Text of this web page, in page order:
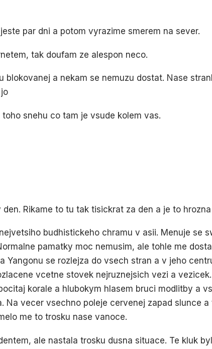
par dni a potom vyrazime smerem na sever.
tak doufam ze alespon neco.
blokovanej a nekam se nemuzu dostat. Nase
snehu co tam je vsude kolem vas.
Rikame to tu tak tisickrat za den a je to
budhistickeho chramu v asii. Menuje se
pamatky moc nemusim, ale tohle me
Yangonu se rozlejza do vsech stran a v jeho
vcetne stovek nejruznejsich vezi a
korale a hlubokym hlasem bruci modlitby a
Na vecer vsechno poleje cervenej zapad slunce a
me to trosku nase vanoce.
ale nastala trosku dusna situace. Te kluk